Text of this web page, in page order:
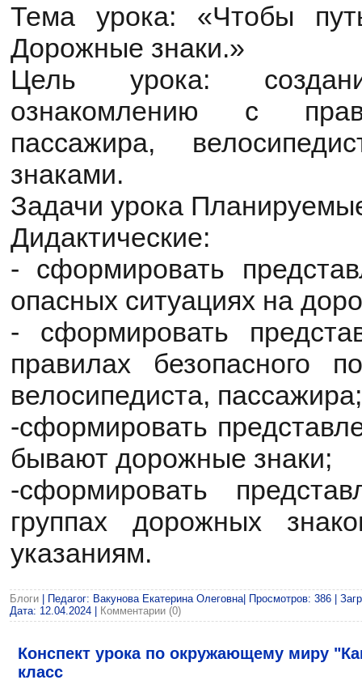
Тема урока: «Чтобы
Дорожные знаки.»
Цель урока:
ознакомлению с
пассажира,
знаками.
Задачи урока
Дидактические:
- сформировать
опасных ситуациях на
- сформировать
правилах безопасного
велосипедиста, пассажира;
-сформировать
бывают дорожные знаки;
-сформировать
группах дорожных
указаниям.
Блоги | Педагог: Вакунова Екатерина Олеговна| Просмотров: 386 |
Дата: 12.04.2024 Комментарии (0)
Конспект урока по окружающему миру
класс